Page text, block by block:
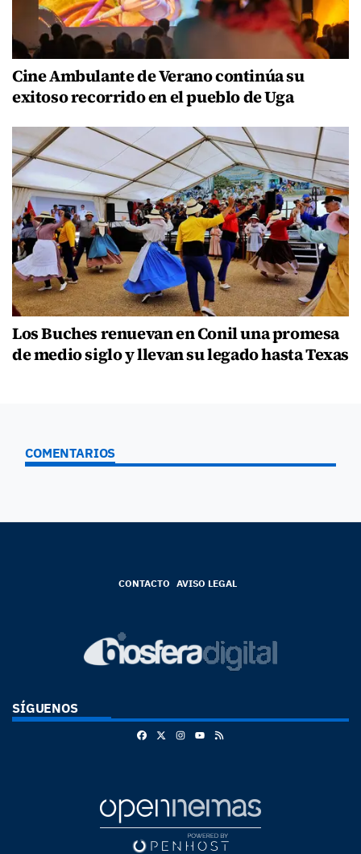
Cine Ambulante de Verano continúa su
exitoso recorrido en el pueblo de Uga
Los Buches renuevan en Conil una promesa
de medio siglo y llevan su legado hasta Texas
COMENTARIOS
CONTACTO AVISO LEGAL
SÍGUENOS
FacebookInstagram